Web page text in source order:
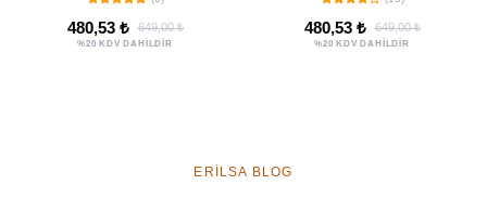
480,53 ₺ 649,00 ₺
%20 KDV DAHİLDİR
Küpe Seti
480,53 ₺ 699,00 ₺
%20 KDV DAHİLDİR
ERILSA BLOG